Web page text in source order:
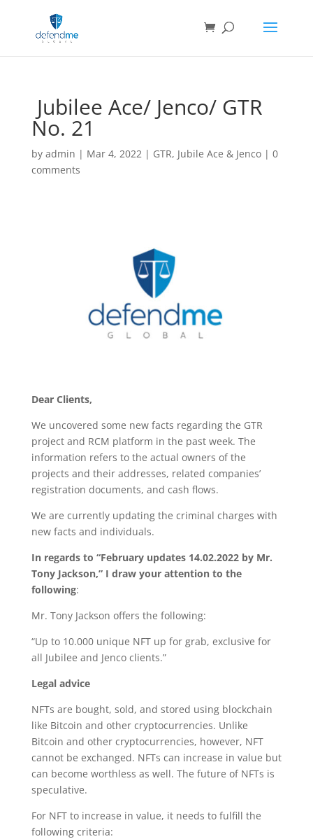
Jubilee Ace/ Jenco/ GTR
No. 21
by admin | Mar 4, 2022| GTR, Jubile Ace & Jenco| 0
comments
Dear Clients,
We uncovered some new facts regarding the GTR
project and RCM platform in the past week. The
information refers to the actual owners of the
projects and their addresses, related companies’
registration documents, and cash flows.
We are currently updating the criminal charges with
new facts and individuals.
In regards to “February updates 14.02.2022 by Mr.
Tony Jackson,” I draw your attention to the
following:
Mr. Tony Jackson offers the following:
“Up to 10.000 unique NFT up for grab, exclusive for
all Jubilee and Jenco clients.”
Legal advice
NFTs are bought, sold, and stored using blockchain
like Bitcoin and other cryptocurrencies. Unlike
Bitcoin and other cryptocurrencies, however, NFT
cannot be exchanged. NFTs can increase in value but
can become worthless as well. The future of NFTs is
speculative.
For NFT to increase in value, it needs to fulfill the
following criteria: